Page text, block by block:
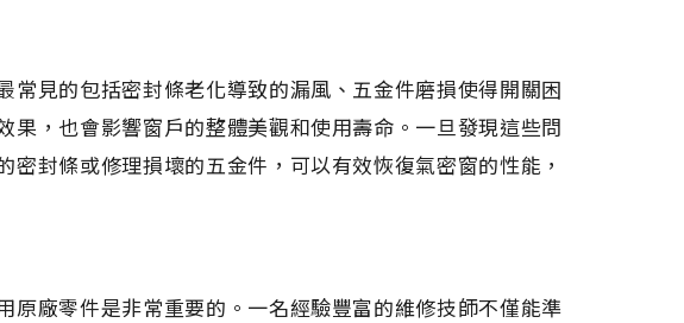
常見的包括密封條老化導致的漏風、五金件磨損使得開關困
果，也會影響窗戶的整體美觀和使用壽命。一旦發現這些問
封條或修理損壞的五金件，可以有效恢復氣密窗的性能，
原廠零件是非常重要的。一名經驗豐富的維修技師不僅能準